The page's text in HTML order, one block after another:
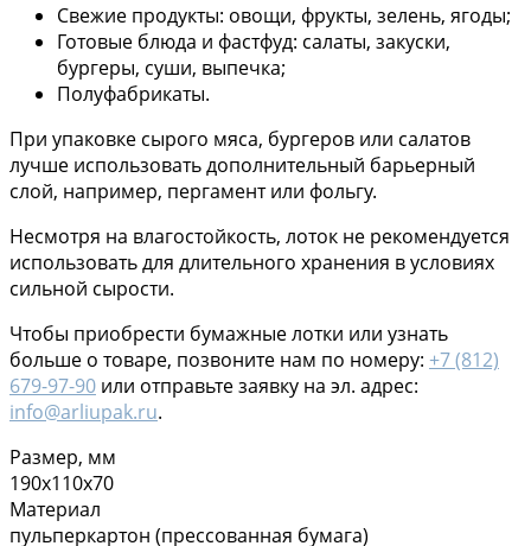
Свежие продукты: овощи, фрукты, зелень, ягоды;
Готовые блюда и фастфуд: салаты, закуски,
бургеры, суши, выпечка;
Полуфабрикаты.
При упаковке сырого мяса, бургеров или салатов
лучше использовать дополнительный барьерный
слой, например, пергамент или фольгу.
Несмотря на влагостойкость, лоток не рекомендуется
использовать для длительного хранения в условиях
сильной сырости.
Чтобы приобрести бумажные лотки или узнать
больше о товаре, позвоните нам по номеру: +7 (812)
679-97-90 или отправьте заявку на эл. адрес:
info@arliupak.ru.
Размер, мм
190х110х70
Материал
пульперкартон (прессованная бумага)